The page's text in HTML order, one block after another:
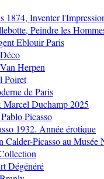
1874, Inventer
Peindre les
Eblouir Paris
Herpen
Poiret
de Paris
Duchamp 2025
Picasso
1932. Année érotique
Calder-Picasso au Musée
Dégénéré